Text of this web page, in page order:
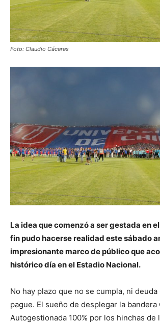
Foto: Claudio Cáceres
La idea que comenzó a ser gestada en
fin pudo hacerse realidad este sábado
impresionante marco de público que
histórico día en el Estadio Nacional.
No hay plazo que no se cumpla, ni deuda
pague. El sueño de desplegar la bandera
Autogestionada 100% por los hinchas de